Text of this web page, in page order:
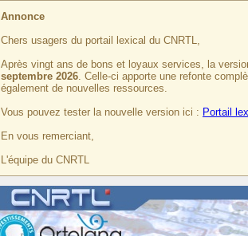
Annonce
Chers usagers du portail lexical du CNRTL,
Après vingt ans de bons et loyaux services, la
septembre 2026. Celle-ci apporte une refonte
également de nouvelles ressources.
Vous pouvez tester la nouvelle version ici : Portail
En vous remerciant,
L'équipe du CNRTL